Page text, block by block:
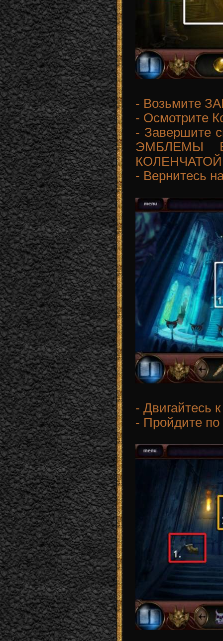
- Возьмите
- Осмотрите
- Завершите
ЭМБЛЕМЫ
- Вернитесь
- Двигайтесь
- Пройдите по